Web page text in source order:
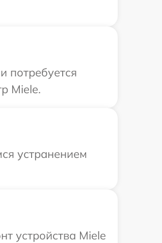
потребуется
Miele.
устранением
устройства Miele